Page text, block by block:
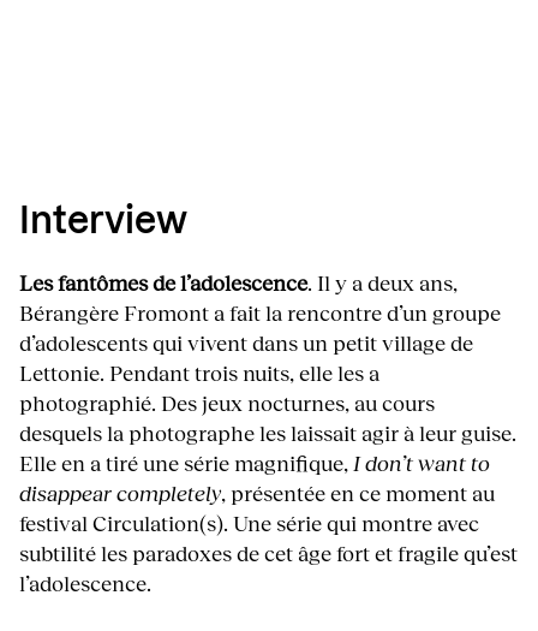
Interview
Les fantômes de l’adolescence. Il y a deux ans,
Bérangère Fromont a fait la rencontre d’un groupe
d’adolescents qui vivent dans un petit village de
Lettonie. Pendant trois nuits, elle les a
photographié. Des jeux nocturnes, au cours
desquels la photographe les laissait agir à leur guise.
Elle en a tiré une série magnifique, I don’t want to
disappear completely, présentée en ce moment au
festival Circulation(s). Une série qui montre avec
subtilité les paradoxes de cet âge fort et fragile qu’est
l’adolescence.